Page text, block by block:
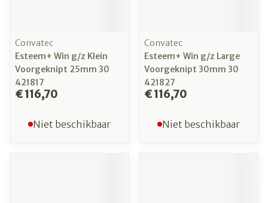
Convatec
Esteem+ Win g/z Klein
Voorgeknipt 25mm 30
421817
€ 116,70
Niet beschikbaar
Convatec
Esteem+ Win g/z Large
Voorgeknipt 30mm 30
421827
€ 116,70
Niet beschikbaar